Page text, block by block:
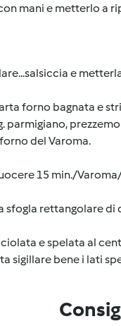
mani e metterlo a
e
forno bagnata e
parmigiano,
del Varoma.
15 min./
sfogla rettangolare
e spelata al
sigillare bene i lati